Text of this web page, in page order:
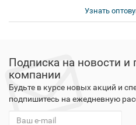
Узнать
Подписка на новости и
компании
Будьте в курсе новых акций и
подпишитесь на ежедневную